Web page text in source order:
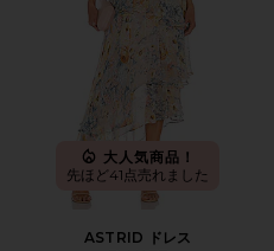
大人気商品！
先ほど41点売れました
ASTRID ドレス